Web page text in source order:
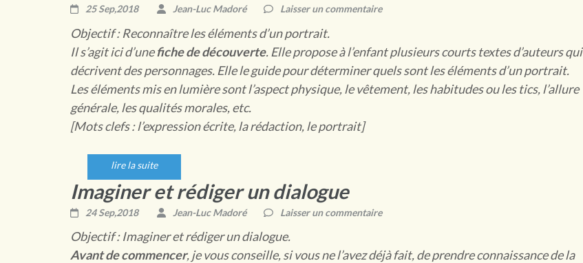
25 Sep,2018 Jean-Luc Madoré Laisser un commentaire
Objectif : Reconnaître les éléments d’un portrait.
Il s’agit ici d’unefiche de découverte. Elle propose à l’enfant plusieurs courts textes d’auteurs qui
décrivent des personnages. Elle le guide pour déterminer quels sont les éléments d’un portrait.
Les éléments mis en lumière sont l’aspect physique, le vêtement, les habitudes ou les tics, l’allure
générale, les qualités morales, etc.
[Mots clefs : l’expression écrite, la rédaction, le portrait]
lire la suite
Imaginer et rédiger un dialogue
24 Sep,2018 Jean-Luc Madoré Laisser un commentaire
Objectif : Imaginer et rédiger un dialogue.
Avant de commencer, je vous conseille, si vous ne l’avez déjà fait, de prendre connaissance de la